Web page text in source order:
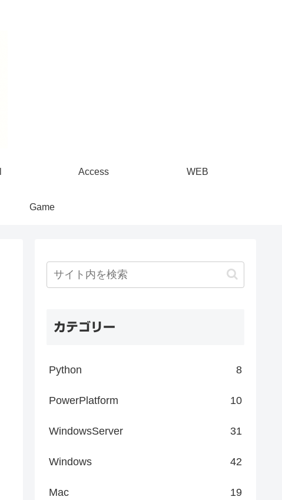
Access WEB
Game
カテゴリー
Python 8
PowerPlatform 10
WindowsServer 31
Windows 42
Mac 19